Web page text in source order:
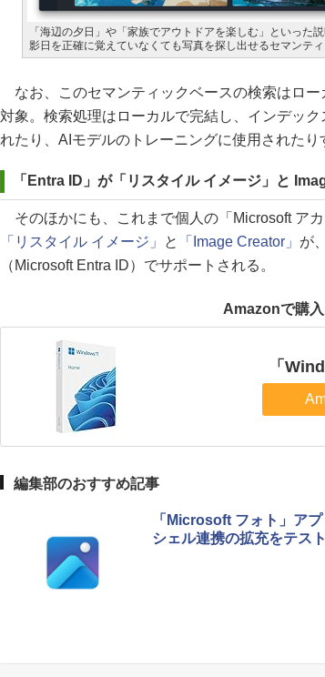
「海辺の夕日」や「家族でアウトドアを楽しむ」といった
影日を正確に覚えていなくても写真を探し出せるセマンテ
なお、このセマンティックベースの検索はロ
対象。検索処理はローカルで完結し、インデッ
れたり、AIモデルのトレーニングに使用されたり
「Entra ID」が「リスタイル イメージ」と
そのほかにも、これまで個人の「Microsoft ア
「リスタイル イメージ」
と 「Image Creator」 が
（Microsoft Entra ID）でサポートされる。
Amazonで購入
「
編集部のおすすめ記事
「Microsoft フォト」ア
シェル連携の拡充をテス